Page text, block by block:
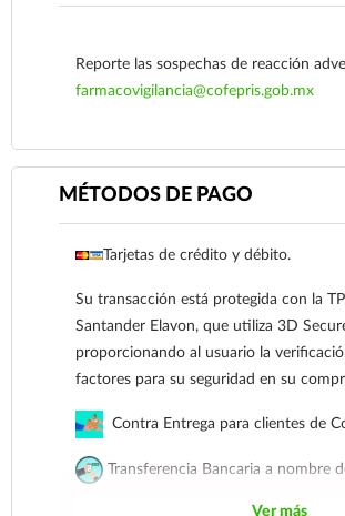
Reporte las sospechas de reacción
farmacovigilancia@cofepris.gob.mx
Ver más
MÉTODOS DE PAGO
Tarjetas de crédito y débito.
Su transacción está protegida con la
Santander Elavon, que utiliza 3D
proporcionando al usuario la
factores para su seguridad en su
Contra Entrega para clientes de
Transferencia Bancaria a nombre
Ver más